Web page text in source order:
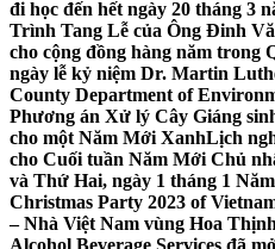
đi học đến hết ngày 20 tháng 3
Trình Tang Lễ của Ông Đinh
cho cộng đồng hàng năm trong
ngày lễ kỷ niệm Dr. Martin
County Department of
Phương án Xử lý Cây Giáng
cho một Năm Mới XanhLịch
cho Cuối tuần Năm Mới Chủ
và Thứ Hai, ngày 1 tháng 1
Christmas Party 2023 of
– Nhà Việt Nam vùng Hoa
Alcohol Beverage Services đã